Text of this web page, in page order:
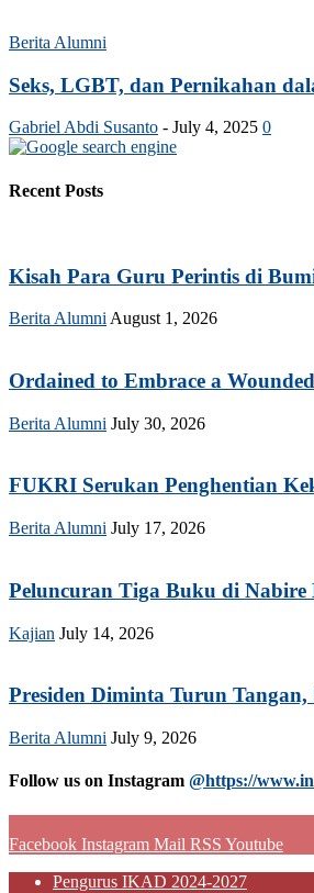
Berita Alumni
Seks, LGBT, dan Pernikahan
Gabriel Abdi Susanto - July 4, 2025 0
Recent Posts
Kisah Para Guru Perintis di
Berita Alumni August 1, 2026
Ordained to Embrace a
Berita Alumni July 30, 2026
FUKRI Serukan Penghentian
Berita Alumni July 17, 2026
Peluncuran Tiga Buku di
Kajian July 14, 2026
Presiden Diminta Turun
Berita Alumni July 9, 2026
Follow us on Instagram @https://
Facebook Instagram Mail RSS Youtube
Pengurus IKAD 2024-2027